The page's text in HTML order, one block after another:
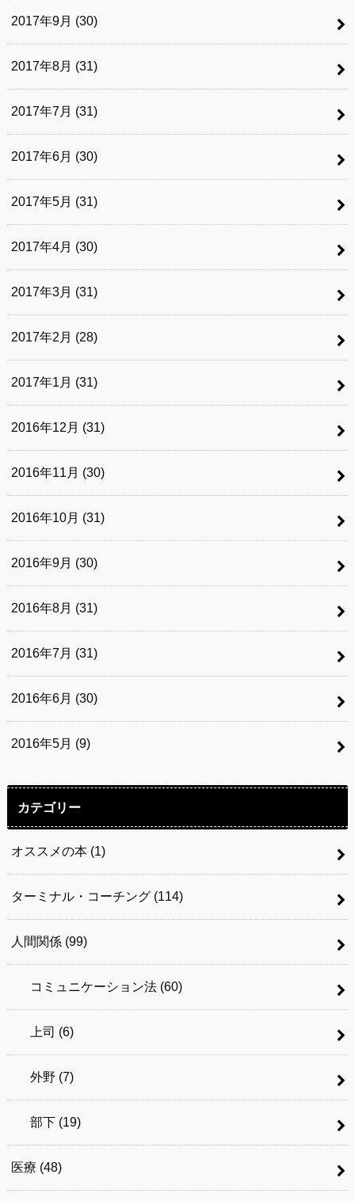
2017年9月 (30)
2017年8月 (31)
2017年7月 (31)
2017年6月 (30)
2017年5月 (31)
2017年4月 (30)
2017年3月 (31)
2017年2月 (28)
2017年1月 (31)
2016年12月 (31)
2016年11月 (30)
2016年10月 (31)
2016年9月 (30)
2016年8月 (31)
2016年7月 (31)
2016年6月 (30)
2016年5月 (9)
カテゴリー
オススメの本 (1)
ターミナル・コーチング (114)
人間関係 (99)
コミュニケーション法 (60)
上司 (6)
外野 (7)
部下 (19)
医療 (48)